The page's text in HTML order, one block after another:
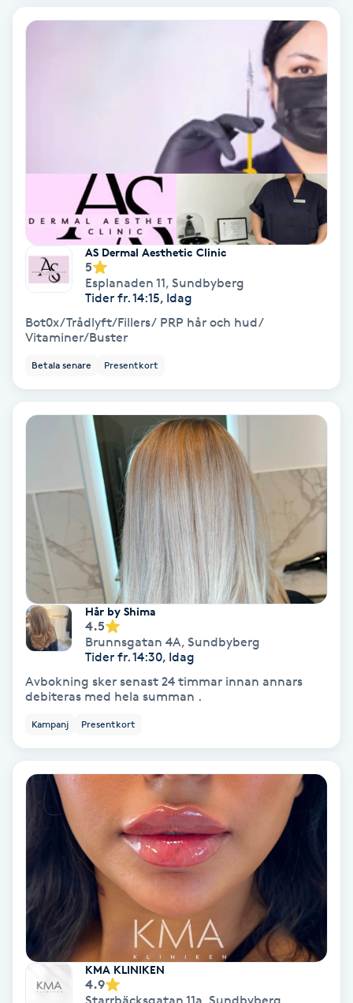
Huduppstramning
Hudvård
Hyperhidros
Hypnos
Hårborttagning
Hårbottenbehandling
Hårförlängning
Hårvård
Hälsa
Hälsprickor
Idrottsmassage
IPL hårborttagning
IR-massage
Japansk massage
AS Dermal Aesthetic Clinic
5
Esplanaden 11, Sundbyberg
Tider fr. 14:15, Idag
Bot0x/Trådlyft/Fillers/ PRP hår och hud/
Vitaminer/Buster
Betala senare Presentkort
Hår by Shima
4.5
Brunnsgatan 4A, Sundbyberg
Tider fr. 14:30, Idag
Avbokning sker senast 24 timmar innan annars
debiteras med hela summan .
Kampanj Presentkort
KMA KLINIKEN
4.9